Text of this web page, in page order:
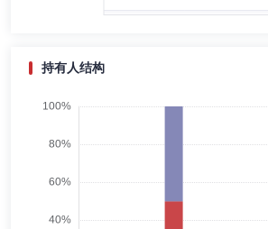
丁杰能 副总经理,投资决策委员会成员
持有人结构